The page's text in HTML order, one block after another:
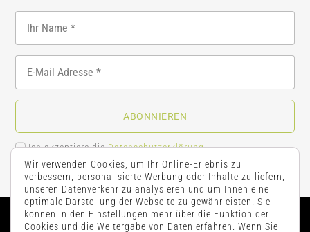
ABONNIEREN
Ich akzeptiere dieDatenschutzerklärung.
Wir verwenden Cookies, um Ihr Online-Erlebnis zu
verbessern, personalisierte Werbung oder Inhalte zu liefern,
unseren Datenverkehr zu analysieren und um Ihnen eine
optimale Darstellung der Webseite zu gewährleisten. Sie
können in den Einstellungen mehr über die Funktion der
Cookies und die Weitergabe von Daten erfahren. Wenn Sie